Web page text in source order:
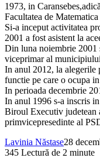
1973, in
Facultatea de
Si-a inceput activitatea
2001 a fost asistent la
Din luna noiembrie 2001
viceprimar al
In anul 2012, la alegerile
functie pe care o ocupa
In perioada decembrie
In anul 1996 s-a inscris
Biroul Executiv judetean
primvicepresedinte al
Lavinia Năstase28
345 Lectură de 2 minute